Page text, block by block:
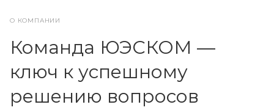
О КОМПАНИИ
Команда ЮЭСКОМ —
ключ к успешному
решению вопросов